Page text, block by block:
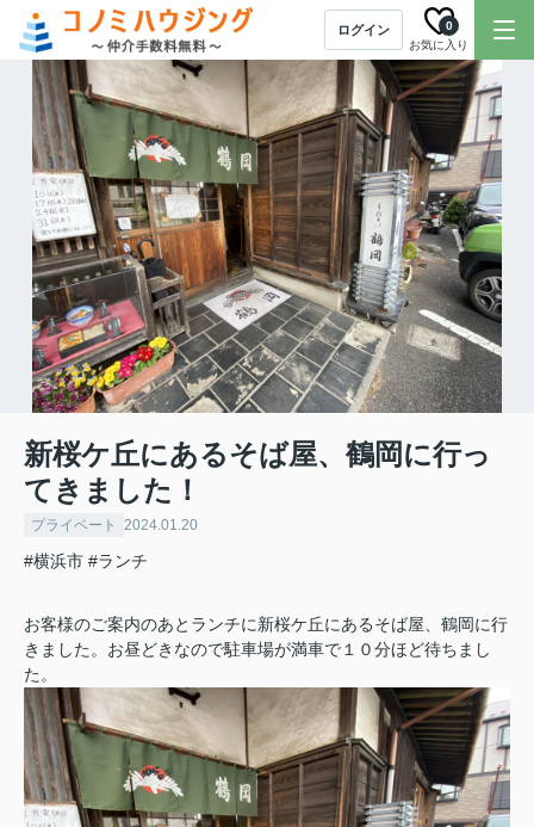
ログイン
お気に入り
0
新桜ケ丘にあるそば屋、鶴岡に行っ
てきました！
プライベート 2024.01.20
#横浜市 #ランチ
お客様のご案内のあとランチに新桜ケ丘にあるそば屋、鶴岡に行
きました。お昼どきなので駐車場が満車で１０分ほど待ちまし
た。